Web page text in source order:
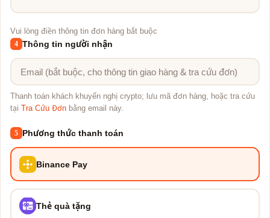
Vui lòng điền thông tin đơn hàng bắt buộc
4 Thông tin người nhận
Thanh toán khách khuyến nghị crypto; lưu mã đơn hàng, hoặc tra cứu
tại
Tra Cứu Đơn bằng email này.
5 Phương thức thanh toán
Binance Pay
Thẻ quà tặng